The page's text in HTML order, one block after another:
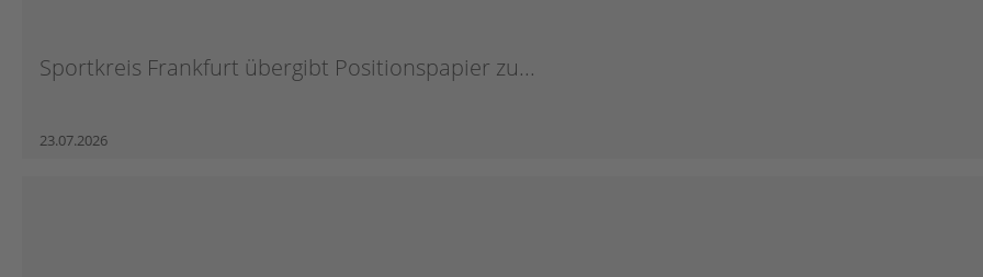
Sportkreis Frankfurt übergibt Positionspapier zu...
23.07.2026